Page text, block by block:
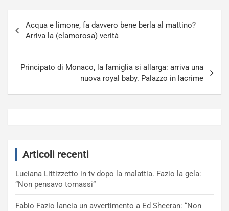
articoli
Acqua e limone, fa davvero bene berla al mattino?
Arriva la (clamorosa) verità
Principato di Monaco, la famiglia si allarga: arriva una
nuova royal baby. Palazzo in lacrime
Articoli recenti
Luciana Littizzetto in tv dopo la malattia. Fazio la gela:
“Non pensavo tornassi”
Fabio Fazio lancia un avvertimento a Ed Sheeran: “Non